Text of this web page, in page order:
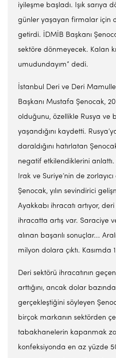
iyileşme başladı. Işık sarıya
günler yaşayan firmalar için
getirdi. İDMİB Başkanı
sektöre dönmeyecek. Kalan
umudundayım” dedi.
İstanbul Deri ve Deri
Başkanı Mustafa Şenocak,
olduğunu, özellikle Rusya ve
yaşandığını kaydetti.
daraldığını hatırlatan
negatif etkilendiklerini
Irak ve Suriye’nin de
Şenocak, yılın sevindirici
Ayakkabı ihracatı artıyor,
ihracatta artış var. Saraciye
alınan başarılı sonuçlar...
milyon dolara çıktı. Kasımda
Deri sektörü ihracatının
arttığını, ancak dolar
gerçekleştiğini söyleyen
birçok markanın sektörden
tabakhanelerin kapanmak
konfeksiyonda en az yüzde